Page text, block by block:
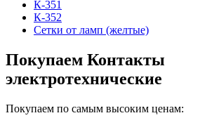
К-351
К-352
Сетки от ламп (желтые)
Покупаем Контакты
электротехнические
Покупаем по самым высоким ценам: